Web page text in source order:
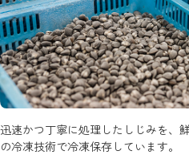
迅速かつ丁寧に処理したしじみを、
の冷凍技術で冷凍保存しています。